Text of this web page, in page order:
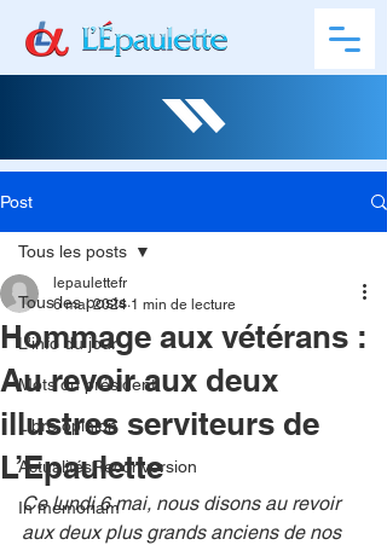
Post
Tous les posts
L'info du jour
Mots du président
Libre opinion
ActualitésReconversion
In memoriam
Tous les posts
Hommage aux vétérans :
Au revoir aux deux
illustres serviteurs de
L’Epaulette
lepaulettefr
6 mai 2024 1 min de lecture
Ce lundi 6 mai, nous disons au revoir
aux deux plus grands anciens de nos